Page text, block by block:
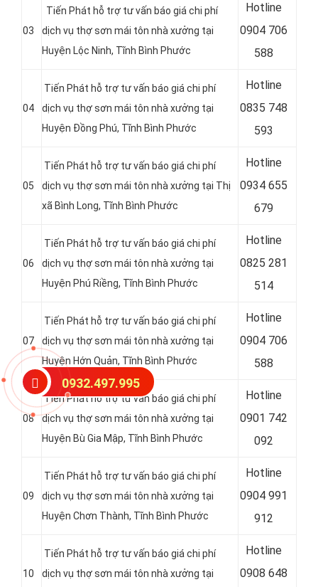
03
Tiến Phát hỗ trợ tư vấn báo giá chi phí
dịch vụ thợ sơn mái tôn nhà xưởng tại
Huyện Lộc Ninh, Tĩnh Bình Phước
Hotline
0904 706
588
04
Tiến Phát hỗ trợ tư vấn báo giá chi phí
dịch vụ thợ sơn mái tôn nhà xưởng tại
Huyện Đồng Phú, Tĩnh Bình Phước
Hotline
0835 748
593
05
Tiến Phát hỗ trợ tư vấn báo giá chi phí
dịch vụ thợ sơn mái tôn nhà xưởng tại Thị
xã Bình Long, Tĩnh Bình Phước
Hotline
0934 655
679
06
Tiến Phát hỗ trợ tư vấn báo giá chi phí
dịch vụ thợ sơn mái tôn nhà xưởng tại
Huyện Phú Riềng, Tĩnh Bình Phước
Hotline
0825 281
514
07
Tiến Phát hỗ trợ tư vấn báo giá chi phí
dịch vụ thợ sơn mái tôn nhà xưởng tại
Huyện Hớn Quản, Tĩnh Bình Phước
Hotline
0904 706
588
08
Tiến Phát hỗ trợ tư vấn báo giá chi phí
dịch vụ thợ sơn mái tôn nhà xưởng tại
Huyện Bù Gia Mập, Tĩnh Bình Phước
Hotline
0901 742
092
09
Tiến Phát hỗ trợ tư vấn báo giá chi phí
dịch vụ thợ sơn mái tôn nhà xưởng tại
Huyện Chơn Thành, Tĩnh Bình Phước
Hotline
0904 991
912
10
Tiến Phát hỗ trợ tư vấn báo giá chi phí
dịch vụ thợ sơn mái tôn nhà xưởng tại
Hotline
0908 648
0932.497.995